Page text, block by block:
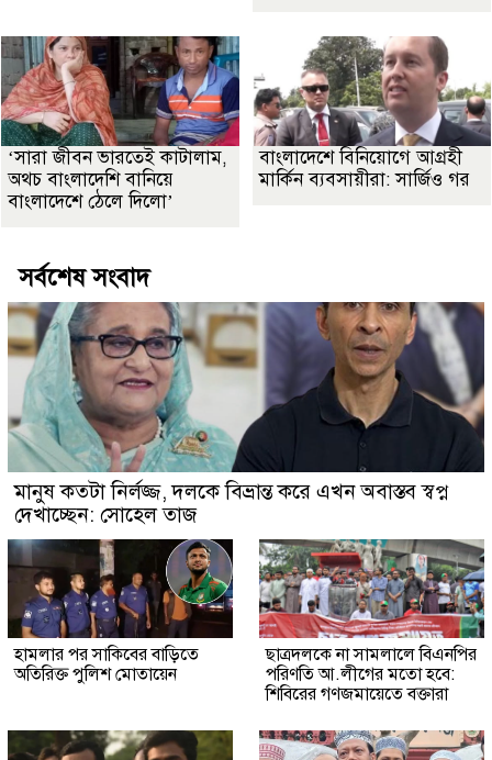
‘সারা জীবন ভারতেই কাটালাম,
অথচ বাংলাদেশি বানিয়ে
বাংলাদেশে ঠেলে দিলো’
বাংলাদেশে বিনিয়োগে আগ্রহী
মার্কিন ব্যবসায়ীরা: সার্জিও গর
সর্বশেষ সংবাদ
মানুষ কতটা নির্লজ্জ, দলকে বিভ্রান্ত করে এখন অবাস্তব স্বপ্ন
দেখাচ্ছেন: সোহেল তাজ
হামলার পর সাকিবের বাড়িতে
অতিরিক্ত পুলিশ মোতায়েন
ছাত্রদলকে না সামলালে বিএনপির
পরিণতি আ.লীগের মতো হবে:
শিবিরের গণজমায়েতে বক্তারা